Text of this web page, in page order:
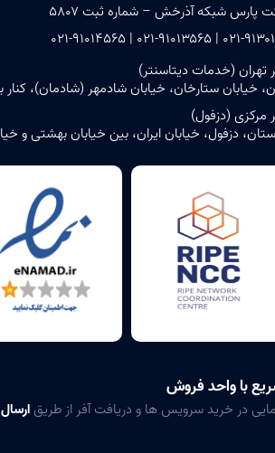
پارس شبکه آذرخش – شماره ثبت ۵۸۰۷
| ۰۲۱-۹۱۰۱۳۵۶۵ | ۰۲۱-۹۱۰۱۴۵۶۵
تهران (خدمات دیتاسنتر)
خیابان ستارخان، خیابان شادمهر (شادمان)، کنار
مرکزی (دزفول)
دزفول، خیابان ایران، بین خیابان بهشتی و خیابان حافظ، پلاک ۶ – ساختمان
با واحد فروش
در خرید سرویس ها و دریافت آفر از طریق